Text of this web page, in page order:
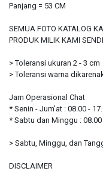
Panjang = 53 CM
SEMUA FOTO KATALOG
PRODUK MILIK KAMI
> Toleransi ukuran 2 - 3 cm
> Toleransi warna
Jam Operasional Chat
* Senin - Jum'at : 08.00 -
* Sabtu dan Minggu : 08.00
> Sabtu, Minggu, dan
DISCLAIMER